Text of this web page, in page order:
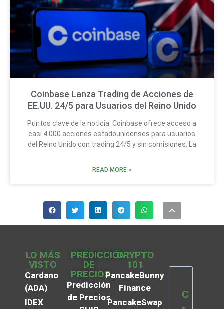
Coinbase Lanza Trading de Acciones de
EE.UU. 24/5 para Usuarios del Reino Unido
Puntos clave de la noticia: Coinbase ofrece acceso a
casi 4.000 acciones estadounidenses para usuarios
del Reino Unido con trading 24/5 y sin comisiones. La
READ MORE »
LO MÁS
VISTO
Cardano
(ADA)
IDEX
PREDICCIÓN
DE
PRECIOS
Predicción
de Precios
CRYPTO
101
PancakeBunny
Finance
PancakeSwap
C